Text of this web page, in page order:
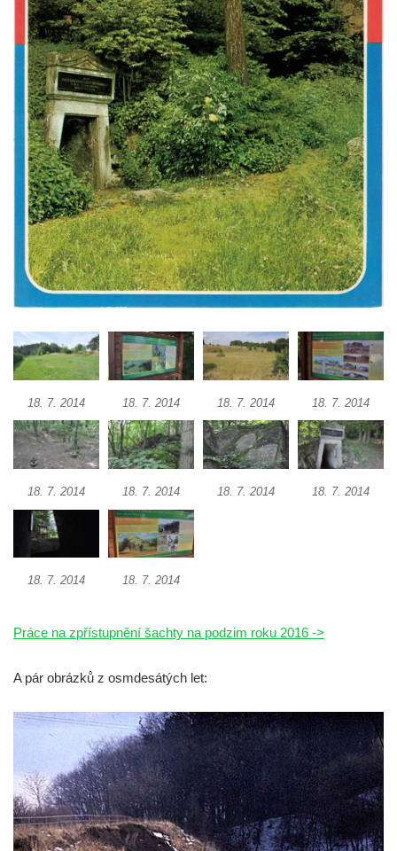
18. 7. 2014 18. 7. 2014 18. 7. 2014 18. 7. 2014
18. 7. 2014 18. 7. 2014 18. 7. 2014 18. 7. 2014
18. 7. 2014 18. 7. 2014
Práce na zpřístupnění šachty na podzim roku 2016 ->
A pár obrázků z osmdesátých let: